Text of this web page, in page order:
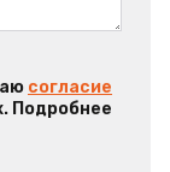
согласие
Подробнее